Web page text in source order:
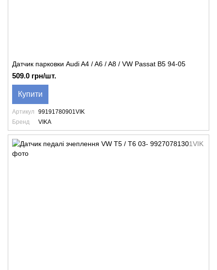
Датчик парковки Audi A4 / A6 / A8 / VW Passat B5 94-05
509.0 грн/шт.
Купити
Артикул
99191780901VIK
Бренд
VIKA